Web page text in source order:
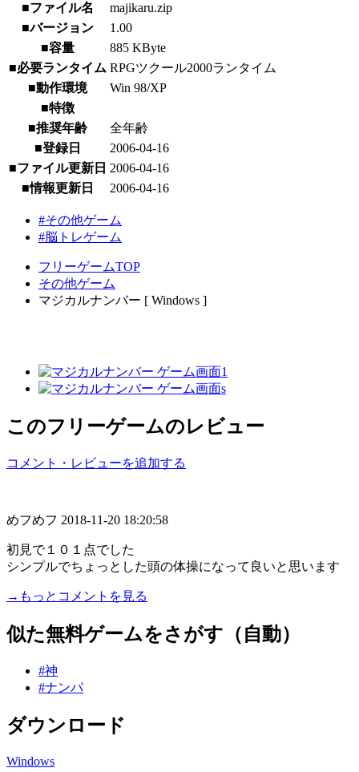
■ファイル名
majikaru.zip
■バージョン
1.00
■容量
885 KByte
■必要ランタイム RPGツクール2000ランタイム
■動作環境
Win 98/XP
■特徴
■推奨年齢
全年齢
■登録日
2006-04-16
■ファイル更新日 2006-04-16
■情報更新日
2006-04-16
#その他ゲーム
#脳トレゲーム
フリーゲームTOP
その他ゲーム
マジカルナンバー [ Windows ]
このフリーゲームのレビュー
コメント・レビューを追加する
めフめフ 2018-11-20 18:20:58
初見で１０１点でした
シンプルでちょっとした頭の体操になって良いと思います
→もっとコメントを見る
似た無料ゲームをさがす（自動）
#神
#ナンパ
ダウンロード
Windows